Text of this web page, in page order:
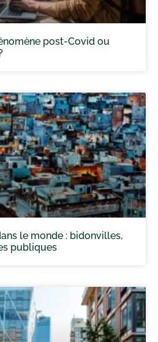
post-Covid ou
le monde : bidonvilles,
publiques